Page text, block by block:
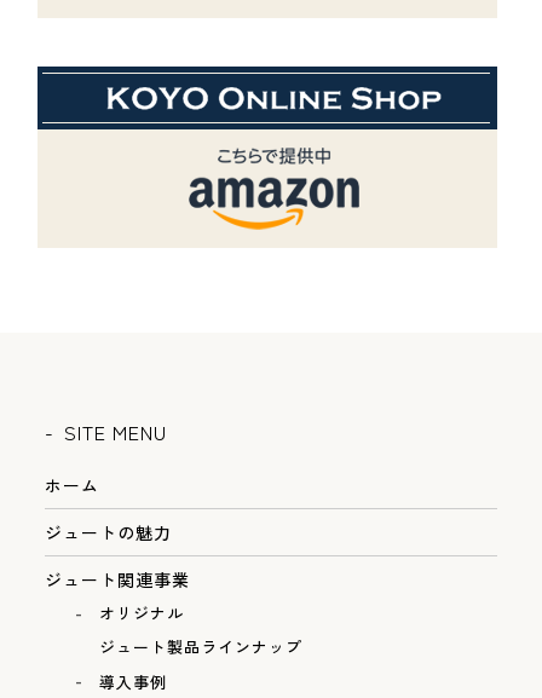
SITE MENU
ホーム
ジュートの魅力
ジュート関連事業
オリジナル
ジュート製品ラインナップ
導入事例